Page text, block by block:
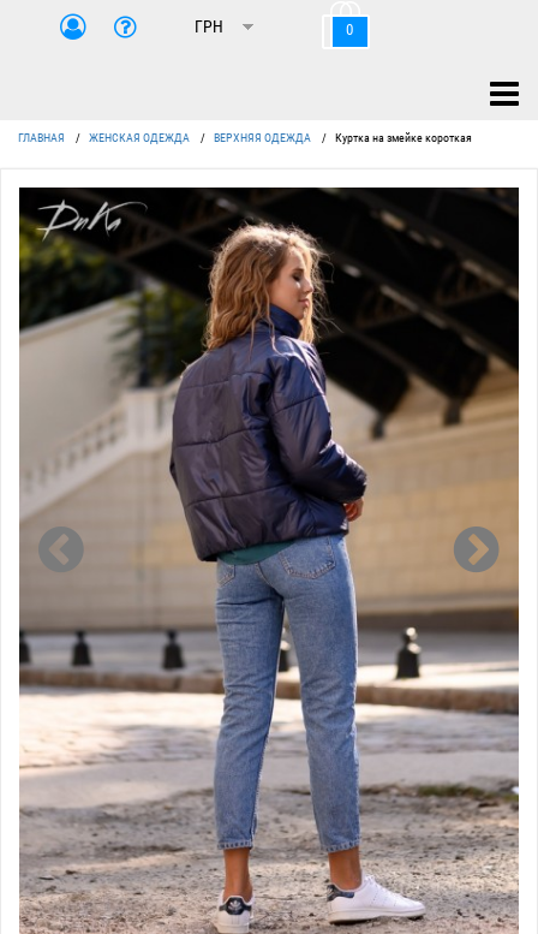
0
ГЛАВНАЯ / ЖЕНСКАЯ ОДЕЖДА / ВЕРХНЯЯ ОДЕЖДА / Куртка на змейке короткая